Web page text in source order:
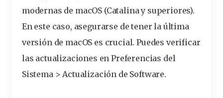
modernas de macOS (Catalina y superiores).
En este caso, asegurarse de tener la última
versión de macOS es crucial. Puedes verificar
las actualizaciones en Preferencias del
Sistema > Actualización de Software.